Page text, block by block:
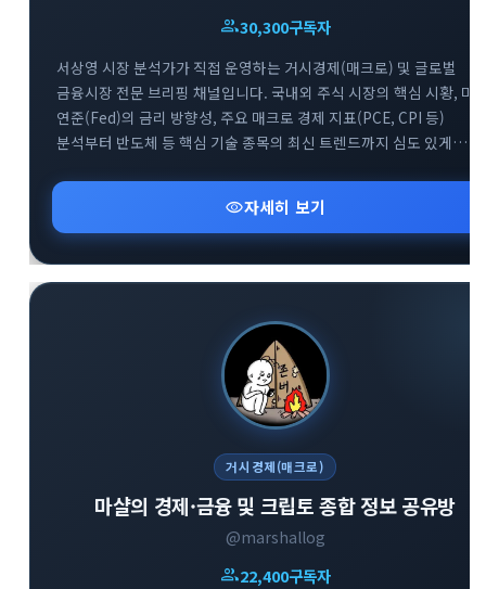
group30,300구독자
서상영 시장 분석가가 직접 운영하는 거시경제(매크로) 및 글로벌
금융시장 전문 브리핑 채널입니다. 국내외 주식 시장의 핵심 시황, 미
연준(Fed)의 금리 방향성, 주요 매크로 경제 지표(PCE, CPI 등)
분석부터 반도체 등 핵심 기술 종목의 최신 트렌드까지 심도 있게
지혜롭게 대처할 수 있도록 차별화된 통찰을 제공합니다.
visibility자세히 보기
거시경제(매크로)
마샬의 경제·금융 및 크립토 종합 정보 공유방
@marshallog
group22,400구독자